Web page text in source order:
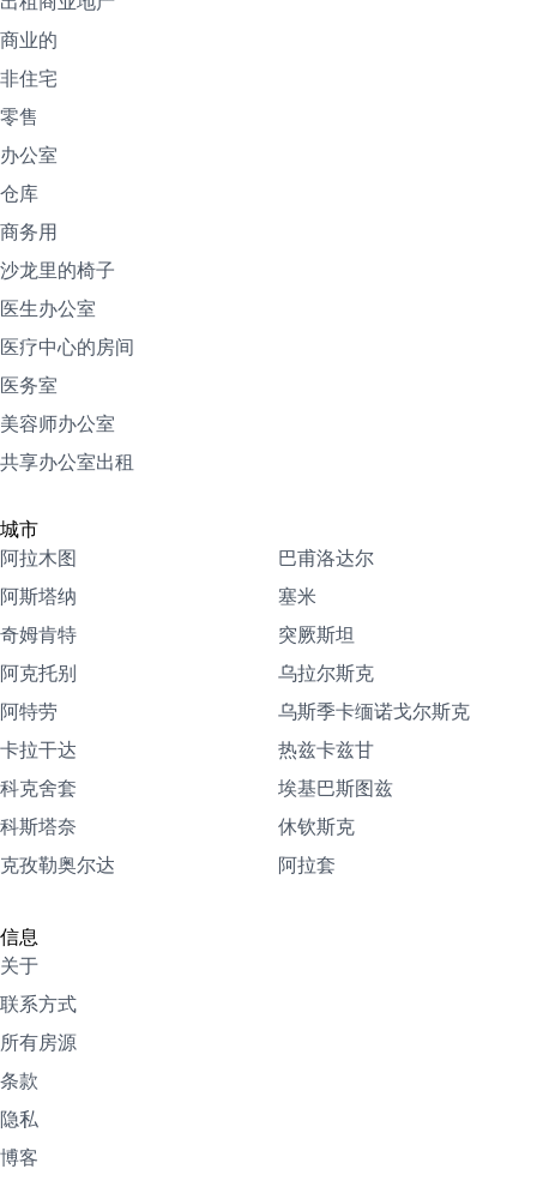
商业的
非住宅
零售
办公室
仓库
商务用
沙龙里的椅子
医生办公室
医疗中心的房间
医务室
美容师办公室
共享办公室出租
城市
阿拉木图
阿斯塔纳
奇姆肯特
阿克托别
阿特劳
卡拉干达
科克舍套
科斯塔奈
克孜勒奥尔达
巴甫洛达尔
塞米
突厥斯坦
乌拉尔斯克
乌斯季卡缅诺戈尔斯克
热兹卡兹甘
埃基巴斯图兹
休钦斯克
阿拉套
信息
关于
联系方式
所有房源
条款
隐私
博客